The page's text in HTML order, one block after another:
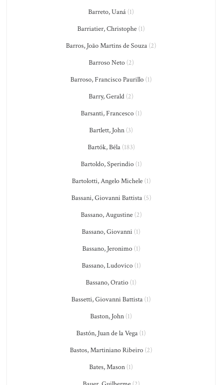
Barreto, Uaná (1)
Barriatier, Christophe (1)
Barros, João Martins de Souza (2)
Barroso Neto(2)
Barroso, Francisco Paurillo (1)
Barry, Gerald (2)
Barsanti, Francesco(1)
Bartlett, John (3)
Bartók, Béla(183)
Bartoldo, Sperindio(1)
Bartolotti, Angelo Michele(1)
Bassani, Giovanni Battista(5)
Bassano, Augustine(2)
Bassano, Giovanni (1)
Bassano, Jeronimo(1)
Bassano, Ludovico(1)
Bassano, Oratio (1)
Bassetti, Giovanni Battista (1)
Baston, John (1)
Bastón, Juan de la Vega (1)
Bastos, Martiniano Ribeiro (2)
Bates, Mason (1)